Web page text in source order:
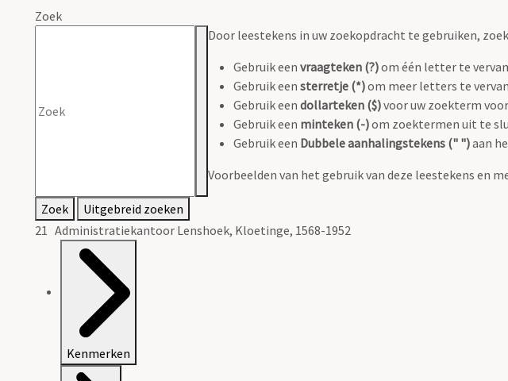
Zoek
Door leestekens in uw zoekopdracht te gebruiken,
Gebruik een vraagteken (?)om één letter te
Gebruik een sterretje (*)om meer letters te
Gebruik een dollarteken ($)voor uw zoekterm
Gebruik een minteken (-)om zoektermen uit te
Gebruik een Dubbele aanhalingstekens (" ")aan
Voorbeelden van het gebruik van deze leestekens en
Zoek
Uitgebreid zoeken
21 Administratiekantoor Lenshoek, Kloetinge, 1568-1952
Kenmerken